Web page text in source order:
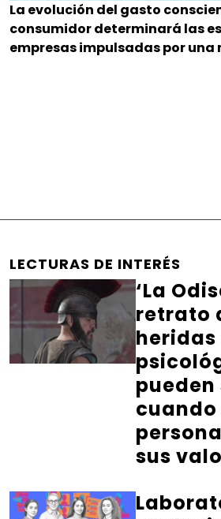
La evolución del gasto
consumidor determinará las
empresas impulsadas por una
LECTURAS DE INTERÉS
‘La
retrato
heridas
cuando
sus